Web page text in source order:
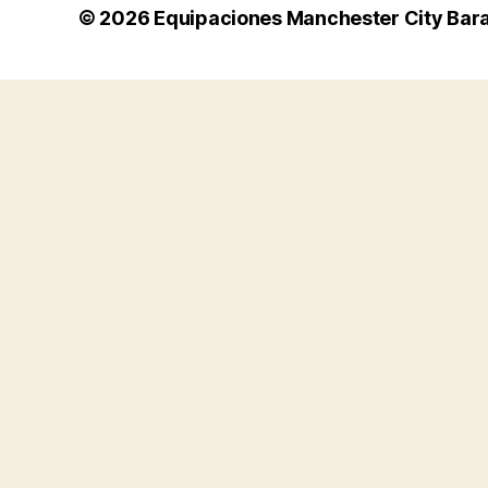
© 2026 Equipaciones Manchester City